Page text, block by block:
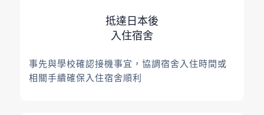
抵達日本後
入住宿舍
事先與學校確認接機事宜，協調宿舍入住時間或
相關手續確保入住宿舍順利